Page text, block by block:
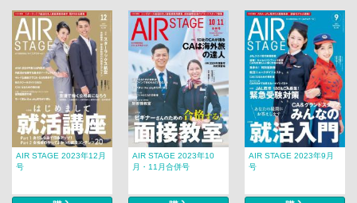
AIR STAGE 2023年12月
号
AIR STAGE 2023年10
月・11月合併号
AIR STAGE 2023年9月
号